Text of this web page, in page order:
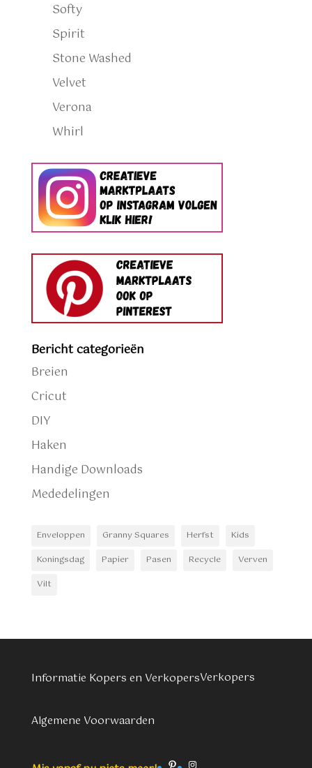
Softy
Spirit
Stone Washed
Velvet
Verona
Whirl
Bericht categorieën
Breien
Cricut
DIY
Haken
Handige Downloads
Mededelingen
Enveloppen Granny Squares Herfst
Kids
Koningsdag
Papier Pasen Recycle
Verven
Vilt
Informatie Kopers en VerkopersVerkopers
Algemene Voorwaarden
PinterestInstagram